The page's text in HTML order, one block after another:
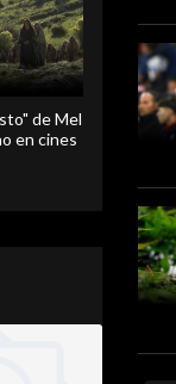
de Mel
en cines